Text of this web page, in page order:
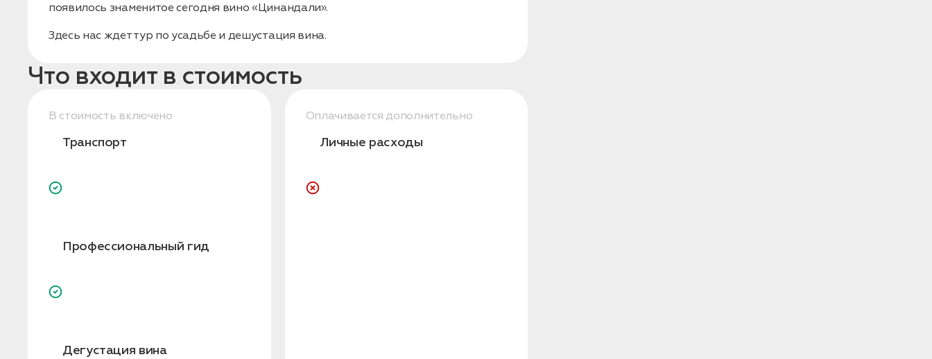
появилось знаменитое сегодня вино «Цинандали».
Здесь нас ждет тур по усадьбе и дешустация вина.
Что входит в стоимость
В стоимость включено
Транспорт
Профессиональный гид
Дегустация вина
Оплачивается дополнительно
Личные расходы